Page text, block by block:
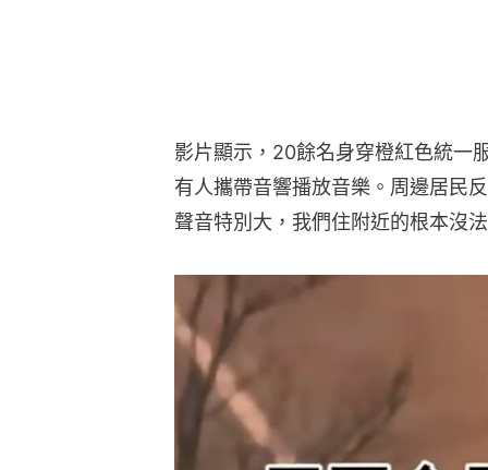
影片顯示，20餘名身穿橙紅色統一
有人攜帶音響播放音樂。周邊居民
聲音特別大，我們住附近的根本沒法